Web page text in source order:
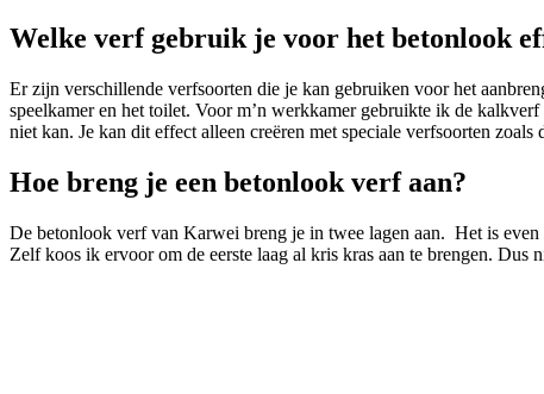
Welke verf gebruik je voor het betonlook
Er zijn verschillende verfsoorten die je kan gebruiken voor het
speelkamer en het toilet. Voor m’n werkkamer gebruikte ik de
niet kan. Je kan dit effect alleen creëren met speciale verfsoorten
Hoe breng je een betonlook verf aan?
De betonlook verf van Karwei breng je in twee lagen aan. Het is
Zelf koos ik ervoor om de eerste laag al kris kras aan te brengen. Dus